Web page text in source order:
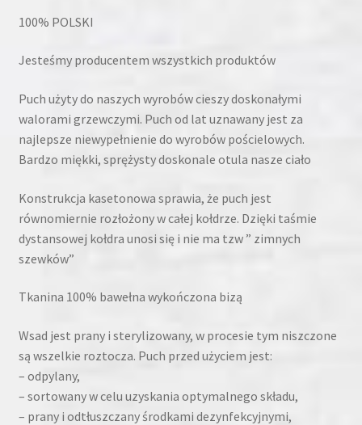
100% POLSKI
Jesteśmy producentem wszystkich produktów
Puch użyty do naszych wyrobów cieszy doskonałymi
walorami grzewczymi. Puch od lat uznawany jest za
najlepsze niewypełnienie do wyrobów pościelowych.
Bardzo miękki, sprężysty doskonale otula nasze ciało
Konstrukcja kasetonowa sprawia, że puch jest
równomiernie rozłożony w całej kołdrze. Dzięki taśmie
dystansowej kołdra unosi się i nie ma tzw ” zimnych
szewków”
Tkanina 100% bawełna wykończona bizą
Wsad jest prany i sterylizowany, w procesie tym niszczone
są wszelkie roztocza. Puch przed użyciem jest:
– odpylany,
– sortowany w celu uzyskania optymalnego składu,
– prany i odtłuszczany środkami dezynfekcyjnymi,